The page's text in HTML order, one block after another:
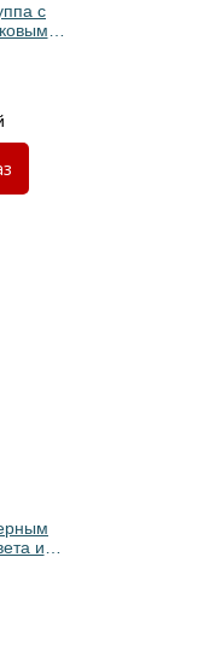
с
и